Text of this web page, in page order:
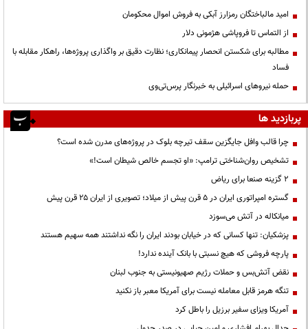
امید مالباختگان رمزارز آبکی به فروش اموال محکومان
از التماس تا فروپاشی هژمونی دلار
مطالبه برای شکستن انحصار پیمانکاری؛ نظارت دقیق بر واگذاری پروژه‌ها، راهکار مقابله با
فساد
حمله نیروهای اسرائیلی به خبرنگار پرس‌تی‌وی
پربازدید ها
چرا قالب وافل جایگزین سقف تیرچه بلوک در پروژه‌های مدرن شده است؟
تشخیص روان‌شناختی ترامپ: «او تجسم خالص شیطان است!»
۲ گزینه صنعا برای ریاض
گستره امپراتوری ایران در ۵ قرن پیش از میلاد؛ تصویری از ایران ۲۵ قرن پیش
میانکاله در آتش می‌سوزد
پزشکیان: تنها کسانی که در خیابان بودند ایران را نگه نداشتند همه سهیم هستند
پارچه فروشی که هیچ نسبتی با بانک آینده ندارد!
نقض آتش‌بس و حملات رژیم صهیونیستی به جنوب لبنان
تنگه هرمز قابل معامله نیست برای آمریکا معبر باز نکنید
آمریکا ویزای سفیر برزیل را باطل کرد